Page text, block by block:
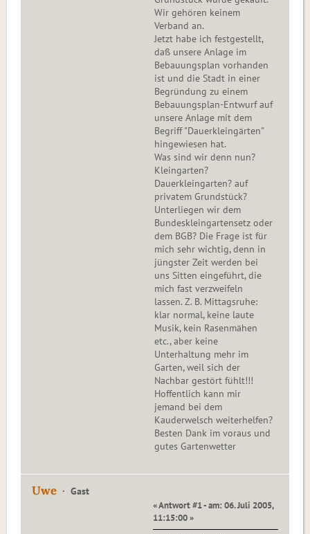
Wir gehören keinem
Verband an.
Jetzt habe ich festgestellt,
daß unsere Anlage im
Bebauungsplan vorhanden
ist und die Stadt in einer
Begründung zu einem
Bebauungsplan-Entwurf auf
unsere Anlage mit dem
Begriff "Dauerkleingärten"
hingewiesen hat.
Was sind wir denn nun?
Kleingarten?
Dauerkleingarten? auf
privatem Grundstück?
Unterliegen wir dem
Bundeskleingartensetz oder
dem BGB? Die Frage ist für
mich sehr wichtig, denn in
jüngster Zeit werden bei
uns Sitten eingeführt, die
mich fast verzweifeln
lassen. Z. B. Mittagsruhe:
klar normal, keine laute
Musik, kein Rasenmähen
etc., aber keine
Unterhaltung mehr im
Garten, weil sich der
Nachbar gestört fühlt!!!
Hoffentlich kann mir
jemand bei dem
Kauderwelsch weiterhelfen?
Besten Dank im voraus und
gutes Gartenwetter
Uwe Gast
« Antwort #1 - am: 06. Juli 2005,
11:15:00 »